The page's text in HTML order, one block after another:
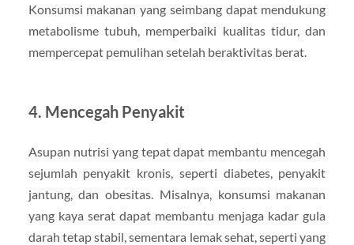
Konsumsi makanan yang seimbang dapat mendukung
metabolisme tubuh, memperbaiki kualitas tidur, dan
mempercepat pemulihan setelah beraktivitas berat.
4. Mencegah Penyakit
Asupan nutrisi yang tepat dapat membantu mencegah
sejumlah penyakit kronis, seperti diabetes, penyakit
jantung, dan obesitas. Misalnya, konsumsi makanan
yang kaya serat dapat membantu menjaga kadar gula
darah tetap stabil, sementara lemak sehat, seperti yang